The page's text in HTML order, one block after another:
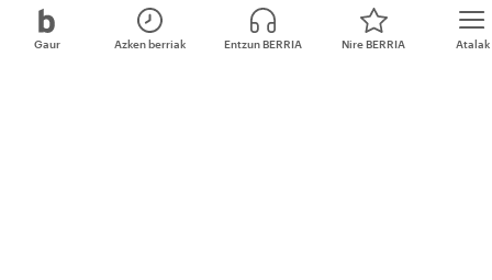
Gaur Atalak
Azken berriak Entzun BERRIA Nire BERRIA
Egin zure ekarpena